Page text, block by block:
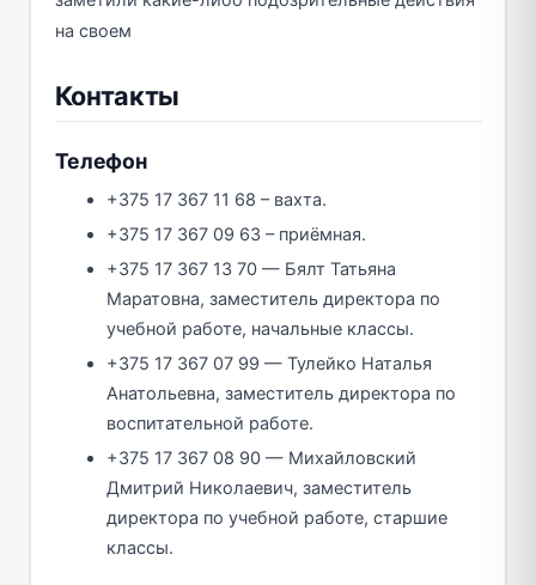
на своем
Контакты
Телефон
+375 17 367 11 68 – вахта.
+375 17 367 09 63 – приёмная.
+375 17 367 13 70 — Бялт Татьяна
Маратовна, заместитель директора по
учебной работе, начальные классы.
+375 17 367 07 99 — Тулейко Наталья
Анатольевна, заместитель директора по
воспитательной работе.
+375 17 367 08 90 — Михайловский
Дмитрий Николаевич, заместитель
директора по учебной работе, старшие
классы.